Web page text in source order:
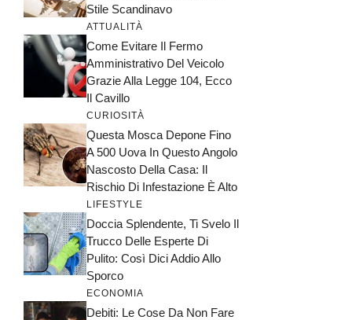
Stile Scandinavo
ATTUALITÀ
Come Evitare Il Fermo
Amministrativo Del Veicolo
Grazie Alla Legge 104, Ecco
Il Cavillo
CURIOSITÀ
Questa Mosca Depone Fino
A 500 Uova In Questo Angolo
Nascosto Della Casa: Il
Rischio Di Infestazione È Alto
LIFESTYLE
Doccia Splendente, Ti Svelo Il
Trucco Delle Esperte Di
Pulito: Così Dici Addio Allo
Sporco
ECONOMIA
Debiti: Le Cose Da Non Fare